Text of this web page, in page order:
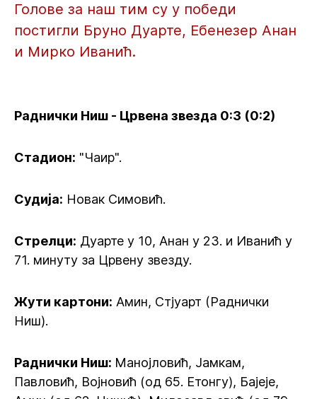
Голове за наш тим су у победи
постигли Бруно Дуарте, Ебенезер Анан
и Мирко Иванић.
Раднички Ниш - Црвена звезда 0:3 (0:2)
Стадион: "Чаир".
Судија: Новак Симовић.
Стрелци: Дуарте у 10, Анан у 23. и Иванић у
71. минуту за Црвену звезду.
Жути картони: Амин, Стјуарт (Раднички
Ниш).
Раднички Ниш: Манојловић, Јамкам,
Павловић, Војновић (од 65. Етонгу), Бајеје,